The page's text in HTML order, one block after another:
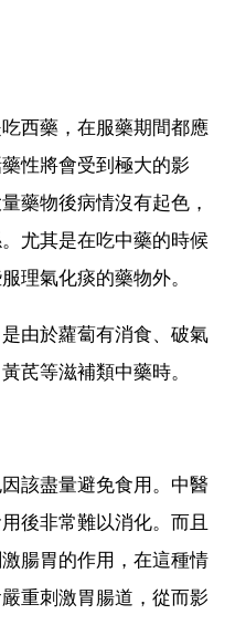
西藥，在服藥期間都應
性將會受到極大的影
藥物後病情沒有起色，
尤其是在吃中藥的時候
理氣化痰的藥物外。
由於蘿蔔有消食、破氣
芪等滋補類中藥時。
該盡量避免食用。中醫
後非常難以消化。而且
腸胃的作用，在這種情
重刺激胃腸道，從而影